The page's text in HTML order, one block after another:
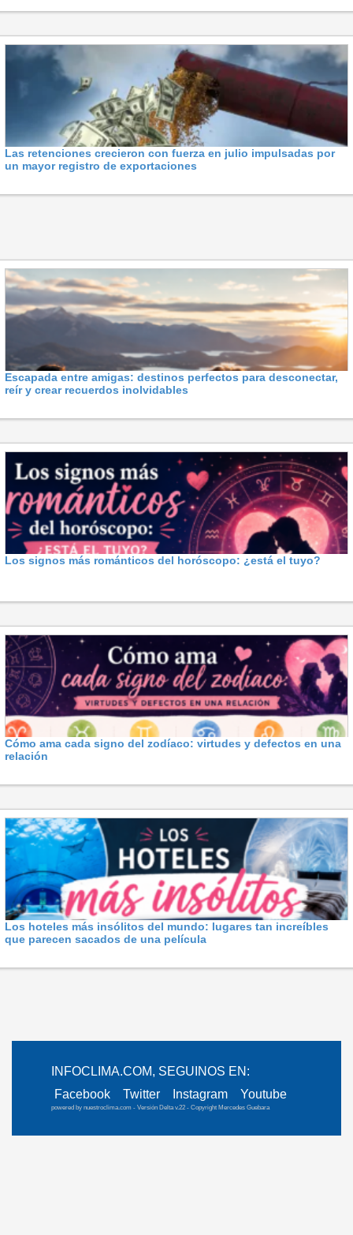
Las retenciones crecieron con fuerza en julio impulsadas por
un mayor registro de exportaciones
Escapada entre amigas: destinos perfectos para desconectar,
reír y crear recuerdos inolvidables
Los signos más románticos del horóscopo: ¿está el tuyo?
Cómo ama cada signo del zodíaco: virtudes y defectos en una
relación
Los hoteles más insólitos del mundo: lugares tan increíbles
que parecen sacados de una película
INFOCLIMA.COM, SEGUINOS EN:
Facebook
Twitter Instagram Youtube
powered by nuestroclima.com - Versión Delta v.22 - Copyright Mercedes Guebara